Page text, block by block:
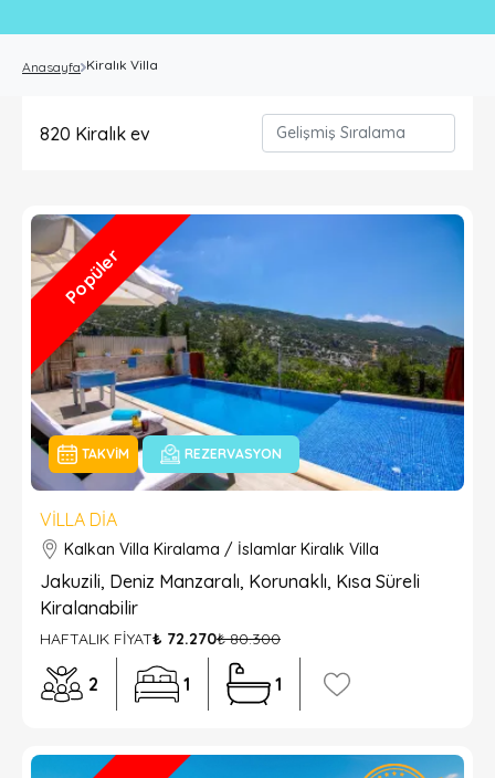
Anasayfa Kiralık Villa
820 Kiralık ev
TAKVIM REZERVASYON
Popüler
VILLA DIA
Kalkan Villa Kiralama / İslamlar Kiralık Villa
Jakuzili, Deniz Manzaralı, Korunaklı, Kısa Süreli
Kiralanabilir
HAFTALIK FİYAT₺ 72.270₺ 80.300
2 1 1